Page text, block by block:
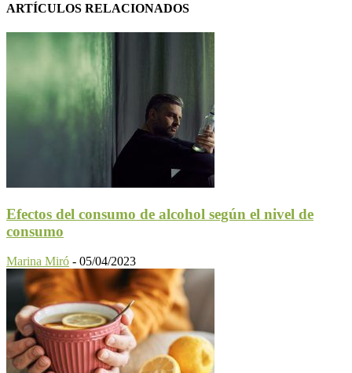
ARTÍCULOS RELACIONADOS
Efectos del consumo de alcohol según el nivel de
consumo
Marina Miró - 05/04/2023